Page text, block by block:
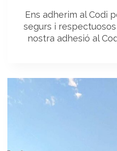
Ens adherim al Codi
segurs i
nostra adhesió al